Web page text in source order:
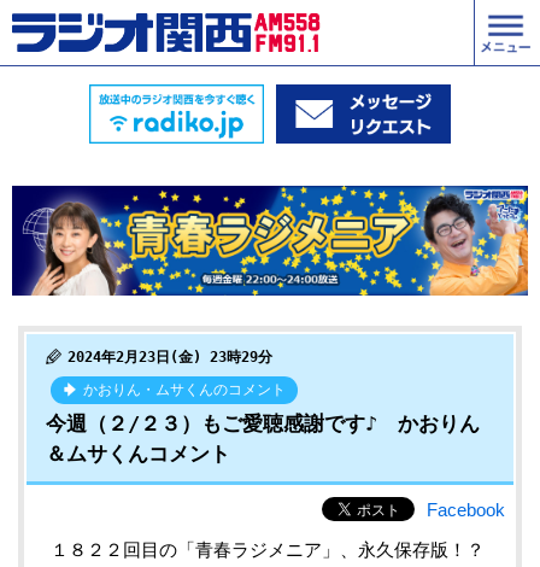
2024年2月23日(金) 23時29分
かおりん・ムサくんのコメント
今週（２/２３）もご愛聴感謝です♪ かおりん
＆ムサくんコメント
Facebook
１８２２回目の「青春ラジメニア」、永久保存版！？